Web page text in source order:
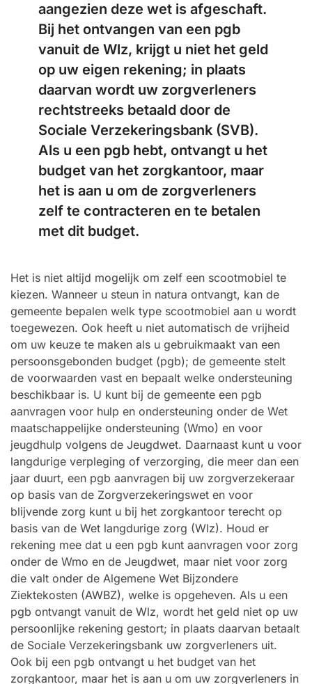
aangezien deze wet is afgeschaft.
Bij het ontvangen van een pgb
vanuit de Wlz, krijgt u niet het geld
op uw eigen rekening; in plaats
daarvan wordt uw zorgverleners
rechtstreeks betaald door de
Sociale Verzekeringsbank (SVB).
Als u een pgb hebt, ontvangt u het
budget van het zorgkantoor, maar
het is aan u om de zorgverleners
zelf te contracteren en te betalen
met dit budget.
Het is niet altijd mogelijk om zelf een scootmobiel te
kiezen. Wanneer u steun in natura ontvangt, kan de
gemeente bepalen welk type scootmobiel aan u wordt
toegewezen. Ook heeft u niet automatisch de vrijheid
om uw keuze te maken als u gebruikmaakt van een
persoonsgebonden budget (pgb); de gemeente stelt
de voorwaarden vast en bepaalt welke ondersteuning
beschikbaar is. U kunt bij de gemeente een pgb
aanvragen voor hulp en ondersteuning onder de Wet
maatschappelijke ondersteuning (Wmo) en voor
jeugdhulp volgens de Jeugdwet. Daarnaast kunt u voor
langdurige verpleging of verzorging, die meer dan een
jaar duurt, een pgb aanvragen bij uw zorgverzekeraar
op basis van de Zorgverzekeringswet en voor
blijvende zorg kunt u bij het zorgkantoor terecht op
basis van de Wet langdurige zorg (Wlz). Houd er
rekening mee dat u een pgb kunt aanvragen voor zorg
onder de Wmo en de Jeugdwet, maar niet voor zorg
die valt onder de Algemene Wet Bijzondere
Ziektekosten (AWBZ), welke is opgeheven. Als u een
pgb ontvangt vanuit de Wlz, wordt het geld niet op uw
persoonlijke rekening gestort; in plaats daarvan betaalt
de Sociale Verzekeringsbank uw zorgverleners uit.
Ook bij een pgb ontvangt u het budget van het
zorgkantoor, maar het is aan u om uw zorgverleners in